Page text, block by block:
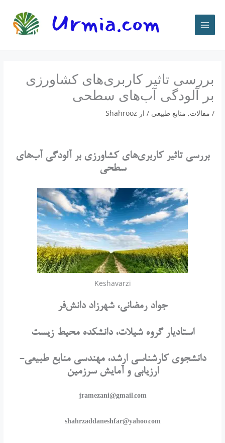
بررسی تاثیر کاربری‌های کشاورزی
بر آلودگی آب‌های سطحی
/ مقالات, منابع طبیعی / از Shahrooz
بررسی تاثیر کاربری‌های کشاورزی بر آلودگی آب‌های
سطحی
Keshavarzi
جواد رمضانی، شهرزاد دانش‌فر
استادیار گروه شیلات، دانشکده محیط زیست
دانشجوی کارشناسی ارشد، مهندسی منابع طبیعی-
ارزیابی و آمایش سرزمین
jramezani@gmail.com
shahrzaddaneshfar@yahoo.com